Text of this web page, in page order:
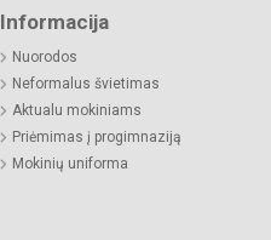
Informacija
Nuorodos
Neformalus švietimas
Aktualu mokiniams
Priėmimas į progimnaziją
Mokinių uniforma